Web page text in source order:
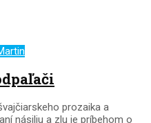
prozaika a
násiliu a zlu je príbehom o